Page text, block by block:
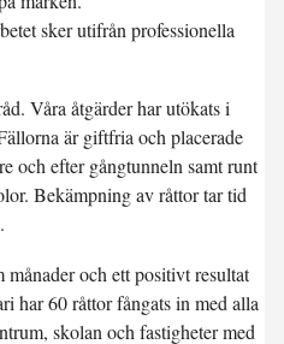
sker utifrån professionella
Våra åtgärder har utökats i
är giftfria och placerade
och efter gångtunneln samt runt
Bekämpning av råttor tar tid
och ett positivt resultat
har 60 råttor fångats in med alla
skolan och fastigheter med